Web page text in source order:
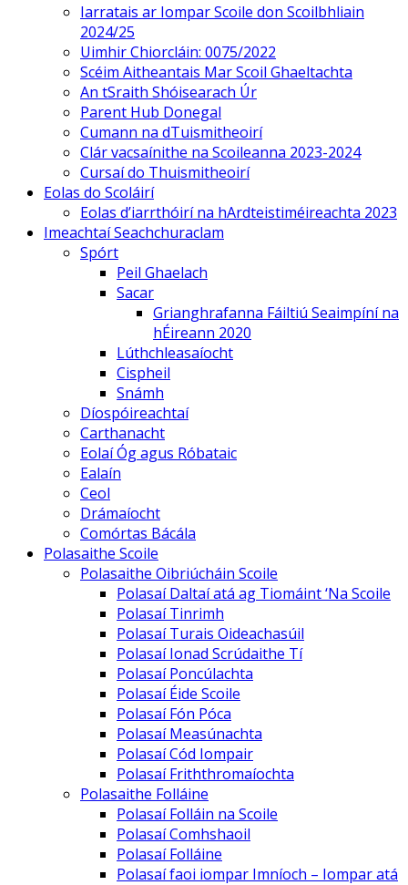
Iarratais ar Iompar Scoile don Scoilbhliain
2024/25
Uimhir Chiorcláin: 0075/2022
Scéim Aitheantais Mar Scoil Ghaeltachta
An tSraith Shóisearach Úr
Parent Hub Donegal
Cumann na dTuismitheoirí
Clár vacsaínithe na Scoileanna 2023-2024
Cursaí do Thuismitheoirí
Eolas do Scoláirí
Eolas d’iarrthóirí na hArdteistiméireachta 2023
Imeachtaí Seachchuraclam
Spórt
Peil Ghaelach
Sacar
Grianghrafanna Fáiltiú Seaimpíní na
hÉireann 2020
Lúthchleasaíocht
Cispheil
Snámh
Díospóireachtaí
Carthanacht
Eolaí Óg agus Róbataic
Ealaín
Ceol
Drámaíocht
Comórtas Bácála
Polasaithe Scoile
Polasaithe Oibriúcháin Scoile
Polasaí Daltaí atá ag Tiomáint ‘Na Scoile
Polasaí Tinrimh
Polasaí Turais Oideachasúil
Polasaí Ionad Scrúdaithe Tí
Polasaí Poncúlachta
Polasaí Éide Scoile
Polasaí Fón Póca
Polasaí Measúnachta
Polasaí Cód Iompair
Polasaí Friththromaíochta
Polasaithe Folláine
Polasaí Folláin na Scoile
Polasaí Comhshaoil
Polasaí Folláine
Polasaí faoi iompar Imníoch – Iompar atá